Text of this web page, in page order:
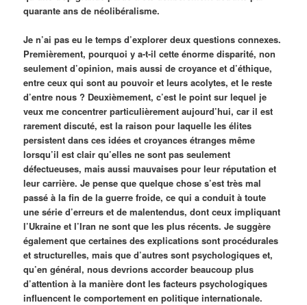
quarante ans de néolibéralisme.
Je n’ai pas eu le temps d’explorer deux questions connexes.
Premièrement, pourquoi y a-t-il cette énorme disparité, non
seulement d’opinion, mais aussi de croyance et d’éthique,
entre ceux qui sont au pouvoir et leurs acolytes, et le reste
d’entre nous ? Deuxièmement, c’est le point sur lequel je
veux me concentrer particulièrement aujourd’hui, car il est
rarement discuté, est la raison pour laquelle les élites
persistent dans ces idées et croyances étranges même
lorsqu’il est clair qu’elles ne sont pas seulement
défectueuses, mais aussi mauvaises pour leur réputation et
leur carrière. Je pense que quelque chose s’est très mal
passé à la fin de la guerre froide, ce qui a conduit à toute
une série d’erreurs et de malentendus, dont ceux impliquant
l’Ukraine et l’Iran ne sont que les plus récents. Je suggère
également que certaines des explications sont procédurales
et structurelles, mais que d’autres sont psychologiques et,
qu’en général, nous devrions accorder beaucoup plus
d’attention à la manière dont les facteurs psychologiques
influencent le comportement en politique internationale.